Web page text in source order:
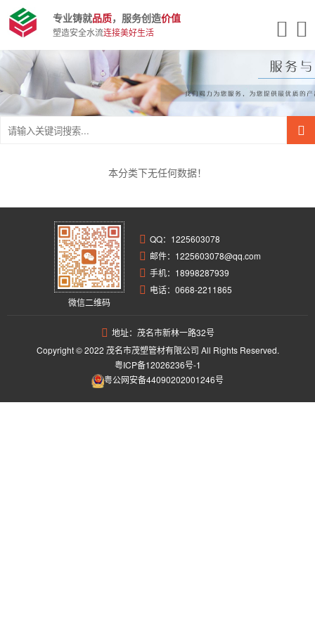
专业铸就品质，服务创造价值
塑造安全水流连接美好生活
本分类下无任何数据！
微信二维码
QQ： 1225603078
邮件：1225603078@qq.com
手机：18998287939
电话：0668-2211865
地址：茂名市新林一路32号
Copyright © 2022 茂名市茂塑管材有限公司 All Rights Reserved.
粤ICP备12026236号-1
粤公网安备44090202001246号